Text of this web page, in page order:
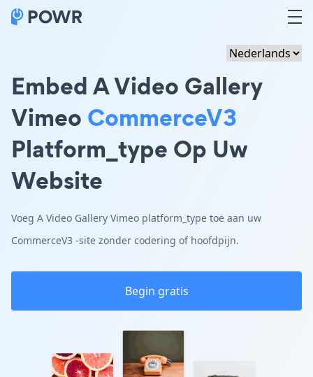
Embed A Video Gallery
Vimeo CommerceV3
Platform_type Op Uw
Website
Voeg A Video Gallery Vimeo platform_type toe aan uw
CommerceV3 -site zonder codering of hoofdpijn.
Begin gratis